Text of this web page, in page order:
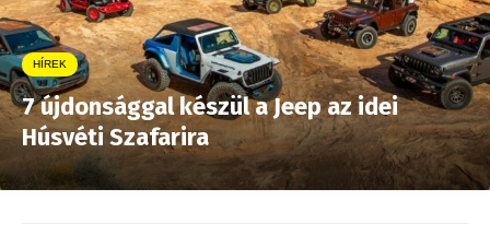
HÍREK
7 újdonsággal készül a Jeep az idei
Húsvéti Szafarira